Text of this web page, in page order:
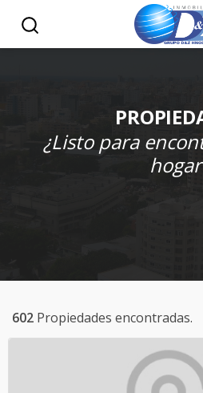
¿Listo para
602 Propiedades encontradas.